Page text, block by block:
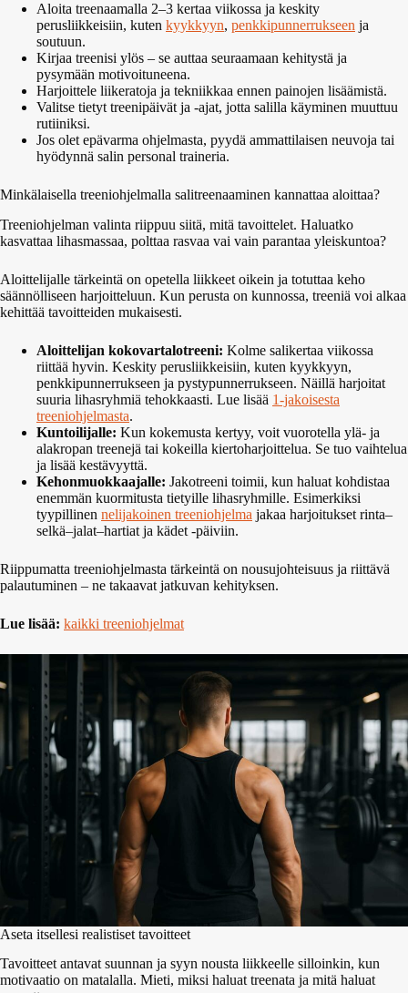
Aloita treenaamalla 2–3 kertaa viikossa ja keskity
perusliikkeisiin, kuten kyykkyyn, penkkipunnerrukseen ja
soutuun.
Kirjaa treenisi ylös – se auttaa seuraamaan kehitystä ja
pysymään motivoituneena.
Harjoittele liikeratoja ja tekniikkaa ennen painojen lisäämistä.
Valitse tietyt treenipäivät ja -ajat, jotta salilla käyminen muuttuu
rutiiniksi.
Jos olet epävarma ohjelmasta, pyydä ammattilaisen neuvoja tai
hyödynnä salin personal traineria.
Minkälaisella treeniohjelmalla salitreenaaminen kannattaa aloittaa?
Treeniohjelman valinta riippuu siitä, mitä tavoittelet. Haluatko
kasvattaa lihasmassaa, polttaa rasvaa vai vain parantaa yleiskuntoa?
Aloittelijalle tärkeintä on opetella liikkeet oikein ja totuttaa keho
säännölliseen harjoitteluun. Kun perusta on kunnossa, treeniä voi alkaa
kehittää tavoitteiden mukaisesti.
Aloittelijan kokovartalotreeni: Kolme salikertaa viikossa
riittää hyvin. Keskity perusliikkeisiin, kuten kyykkyyn,
penkkipunnerrukseen ja pystypunnerrukseen. Näillä harjoitat
suuria lihasryhmiä tehokkaasti. Lue lisää 1-jakoisesta
treeniohjelmasta.
Kuntoilijalle: Kun kokemusta kertyy, voit vuorotella ylä- ja
alakropan treenejä tai kokeilla kiertoharjoittelua. Se tuo vaihtelua
ja lisää kestävyyttä.
Kehonmuokkaajalle: Jakotreeni toimii, kun haluat kohdistaa
enemmän kuormitusta tietyille lihasryhmille. Esimerkiksi
tyypillinen nelijakoinen treeniohjelma jakaa harjoitukset rinta–
selkä–jalat–hartiat ja kädet -päiviin.
Riippumatta treeniohjelmasta tärkeintä on nousujohteisuus ja riittävä
palautuminen – ne takaavat jatkuvan kehityksen.
Lue lisää: kaikki treeniohjelmat
Aseta itsellesi realistiset tavoitteet
Tavoitteet antavat suunnan ja syyn nousta liikkeelle silloinkin, kun
motivaatio on matalalla. Mieti, miksi haluat treenata ja mitä haluat